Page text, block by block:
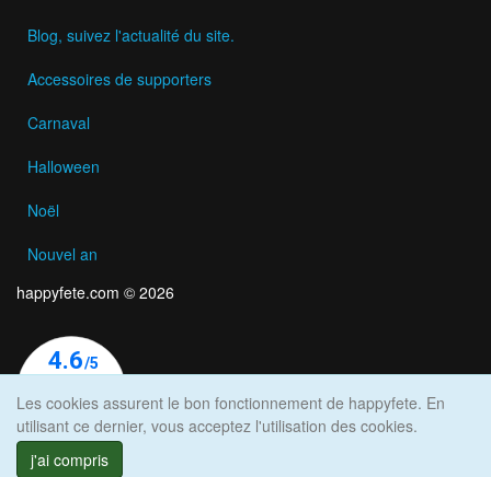
Blog, suivez l'actualité du site.
Accessoires de supporters
Carnaval
Halloween
Noël
Nouvel an
happyfete.com © 2026
Les cookies assurent le bon fonctionnement de happyfete. En
utilisant ce dernier, vous acceptez l'utilisation des cookies.
j'ai compris